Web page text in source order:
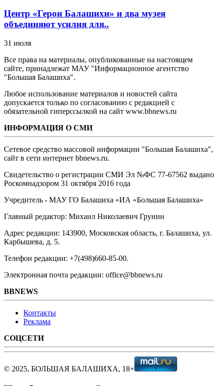
Центр «Герои Балашихи» и два музея
объединяют усилия для..
31 июля
Все права на материалы, опубликованные на настоящем
сайте, принадлежат МАУ "Информационное агентство
"Большая Балашиха".
Любое использование материалов и новостей сайта
допускается только по согласованию с редакцией с
обязательной гиперссылкой на сайт www.bbnews.ru
ИНФОРМАЦИЯ О СМИ
Сетевое средство массовой информации "Большая Балашиха",
сайт в сети интернет bbnews.ru.
Свидетельство о регистрации СМИ Эл №ФС ‎77-67562 выдано
Роскомнадзором 31 октября 2016 года
Учредитель - МАУ ГО Балашиха «ИА «Большая Балашиха»
Главный редактор: Михаил Николаевич Грунин
Адрес редакции: 143900, Московская область, г. Балашиха, ул.
Карбышева, д. 5.
Телефон редакции: +7(498)660-85-00.
Электронная почта редакции: office@bbnews.ru
BBNEWS
Контакты
Реклама
СОЦСЕТИ
© 2025, БОЛЬШАЯ БАЛАШИХА, 18+